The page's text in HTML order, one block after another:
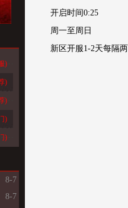
)
)
)
)
)
8-7
8-7
开启时间0:25
周一至周日
新区开服1-2天每隔